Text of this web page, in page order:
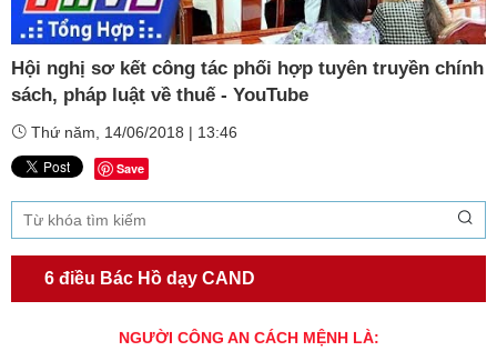
Video
Hội nghị sơ kết công tác phối hợp tuyên truyền chính
sách, pháp luật về thuế - YouTube
Thứ năm, 14/06/2018 | 13:46
Save
6 điều Bác Hồ dạy CAND
TƯ CÁCH
NGƯỜI CÔNG AN CÁCH MỆNH LÀ: